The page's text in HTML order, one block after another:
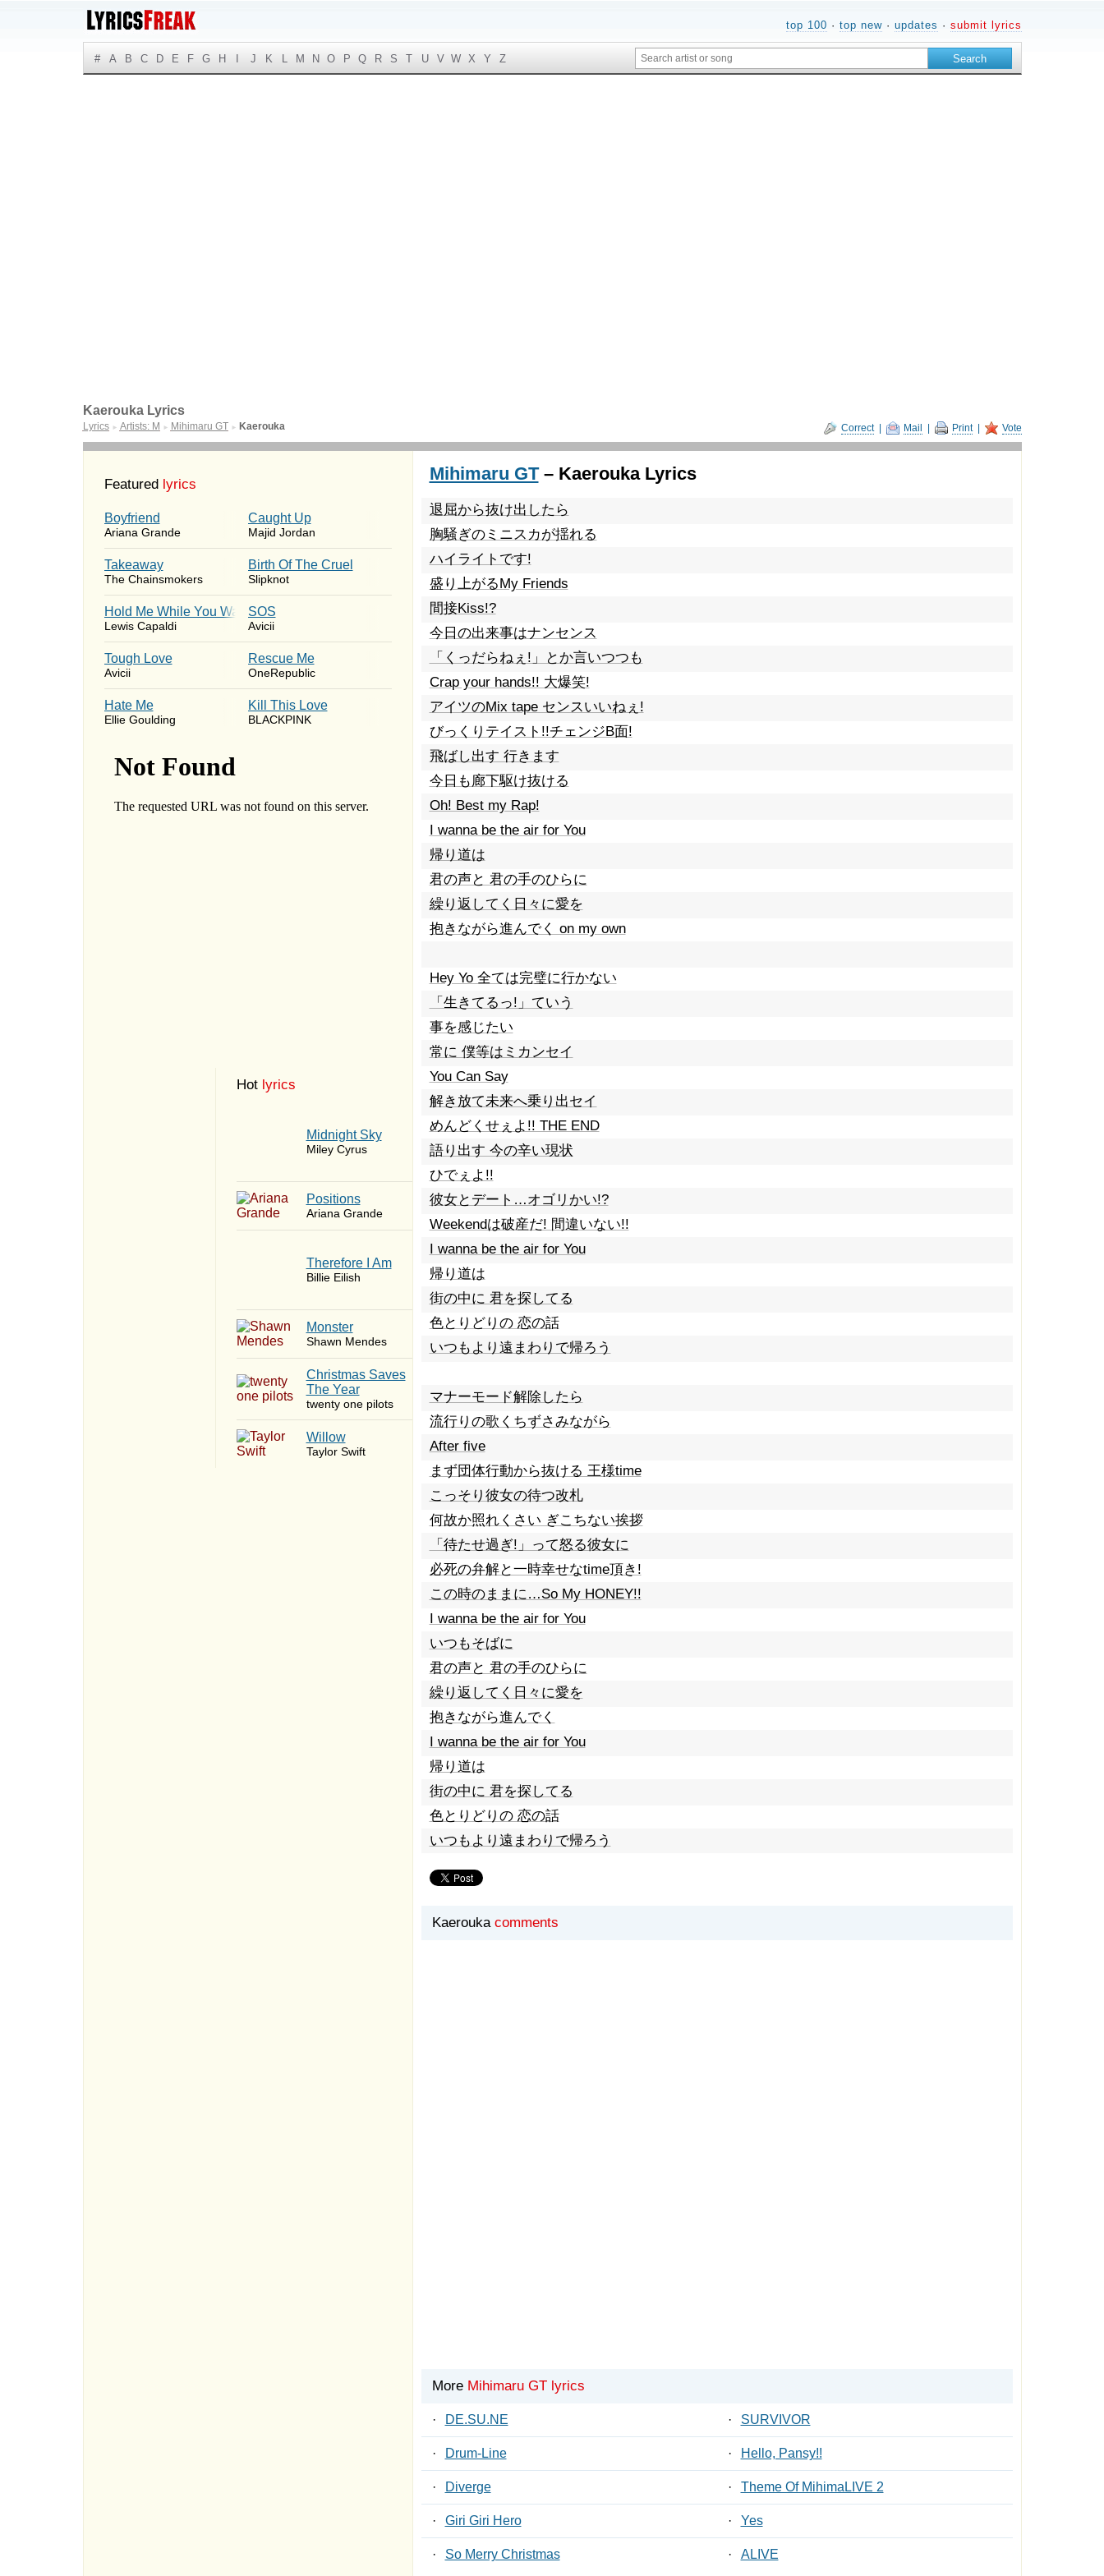
top 100 · top new· updates · submit lyrics
# A B C D E F G H J K L M N O P Q R S T U V W X Y Z
Correct| Mail Print| Vote
Kaerouka Lyrics
Lyrics ► Artists: M ► Mihimaru GT ► Kaerouka
Featured lyrics
Boyfriend
Ariana Grande
Caught Up
Majid Jordan
Takeaway
The Chainsmokers
Birth Of The Cruel
Slipknot
Hold Me While You Wait
Lewis Capaldi
SOS
Avicii
Tough Love
Avicii
Rescue Me
OneRepublic
Hate Me
Ellie Goulding
Kill This Love
BLACKPINK
Hot lyrics
Midnight Sky
Miley Cyrus
​Positions
Ariana Grande
Therefore I Am
Billie Eilish
Monster
Shawn Mendes
Christmas Saves
The Year
twenty one pilots
Willow
Taylor Swift
Mihimaru GT– Kaerouka Lyrics
退屈から抜け出したら
胸騒ぎのミニスカが揺れる
ハイライトです!
盛り上がるMy Friends
間接Kiss!?
今日の出来事はナンセンス
「くっだらねぇ!」とか言いつつも
Crap your hands!! 大爆笑!
アイツのMix tape センスいいねぇ!
びっくりテイスト!!チェンジB面!
飛ばし出す 行きます
今日も廊下駆け抜ける
Oh! Best my Rap!
I wanna be the air for You
帰り道は
君の声と 君の手のひらに
繰り返してく日々に愛を
抱きながら進んでく on my own
Hey Yo 全ては完璧に行かない
「生きてるっ!」ていう
事を感じたい
常に 僕等はミカンセイ
You Can Say
解き放て未来へ乗り出セイ
めんどくせぇよ!! THE END
語り出す 今の辛い現状
ひでぇよ!!
彼女とデート…オゴリかい!?
Weekendは破産だ! 間違いない!!
I wanna be the air for You
帰り道は
街の中に 君を探してる
色とりどりの 恋の話
いつもより遠まわりで帰ろう
マナーモード解除したら
流行りの歌くちずさみながら
After five
まず団体行動から抜ける 王様time
こっそり彼女の待つ改札
何故か照れくさい ぎこちない挨拶
「待たせ過ぎ!」って怒る彼女に
必死の弁解と一時幸せなtime頂き!
この時のままに…So My HONEY!!
I wanna be the air for You
いつもそばに
君の声と 君の手のひらに
繰り返してく日々に愛を
抱きながら進んでく
I wanna be the air for You
帰り道は
街の中に 君を探してる
色とりどりの 恋の話
いつもより遠まわりで帰ろう
Kaerouka comments
More Mihimaru GT lyrics
· DE.SU.NE · SURVIVOR
· Drum-Line · Hello, Pansy!!
· Diverge · Theme Of MihimaLIVE 2
· Giri Giri Hero · Yes
· So Merry Christmas · ALIVE